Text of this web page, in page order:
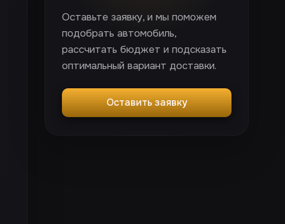
Оставьте заявку, и мы поможем
подобрать автомобиль,
рассчитать бюджет и подсказать
оптимальный вариант доставки.
Оставить заявку